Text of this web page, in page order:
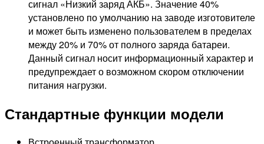
сигнал «Низкий заряд АКБ». Значение 40%
установлено по умолчанию на заводе изготовителе
и может быть изменено пользователем в пределах
между 20% и 70% от полного заряда батареи.
Данный сигнал носит информационный характер и
предупреждает о возможном скором отключении
питания нагрузки.
Стандартные функции модели